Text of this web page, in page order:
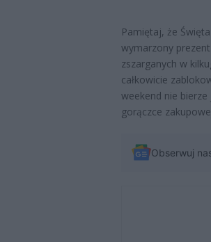
Pamiętaj, że
wymarzony
zszarganych w
całkowicie
weekend nie
gorączce
Obserwuj